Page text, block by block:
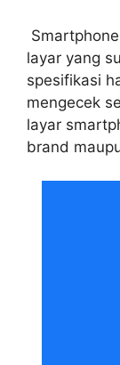
layar yang
spesifikasi
mengecek
layar
brand